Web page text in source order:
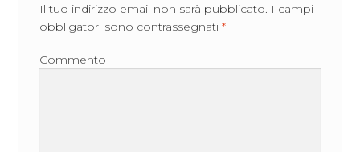
Il tuo indirizzo email non sarà pubblicato. I campi
obbligatori sono contrassegnati *
Commento